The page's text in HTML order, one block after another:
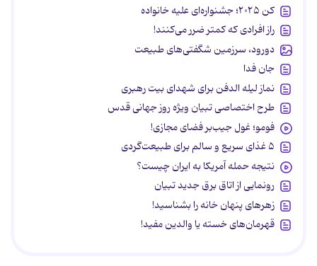
کن ۲۰۲۵؛ جشنواره‌ای علیه خانواده
راز افرادی که کمتر ضرر می‌کنند!
دورود، سرزمین شگفتی‌های طبیعت
جان فدا
نماز لیله الدفن برای شهدای بیت رهبری
طرح اختصاصی تبیان ویژه روز جهانی قدس
فومو؛ غول جیب‌بر فضای مجازی!
۵ غذای سریع و سالم برای طبیعت‌گردی
نتیجه حمله آمریکا به ایران چیست؟
رونمایی از اتاق برق جدید تبیان
زهرهای پنهان خانه را بشناسید!
قهرمان‌های خسته یا والدین مفید!